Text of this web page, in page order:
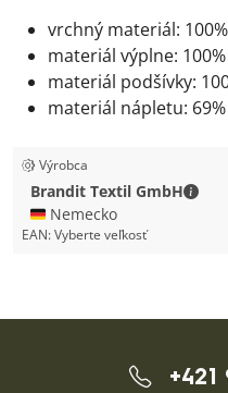
vrchný materiál:
materiál výplne:
materiál podšívky:
materiál nápletu:
Výrobca
Brandit Textil GmbH
🇩🇪 Nemecko
EAN:Vyberte veľkosť
+421